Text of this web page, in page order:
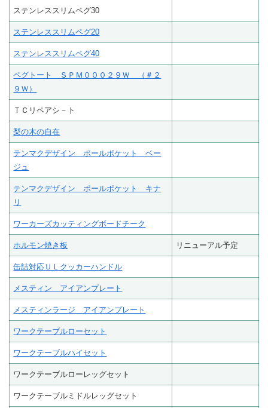
ステンレススリムペグ30
ステンレススリムペグ20
ステンレススリムペグ40
ペグトート ＳＰＭ０００２９Ｗ （＃２
９Ｗ）
ＴＣリペアシ－ト
梨の木の自在
テンマクデザイン ポールポケット ベー
ジュ
テンマクデザイン ポールポケット キナ
リ
ワーカーズカッティングボードチーク
ホルモン焼き板 リニューアル予定
缶詰対応ＵＬクッカーハンドル
メスティン アイアンプレート
メスティンラージ アイアンプレート
ワークテーブルローセット
ワークテーブルハイセット
ワークテーブルローレッグセット
ワークテーブルミドルレッグセット